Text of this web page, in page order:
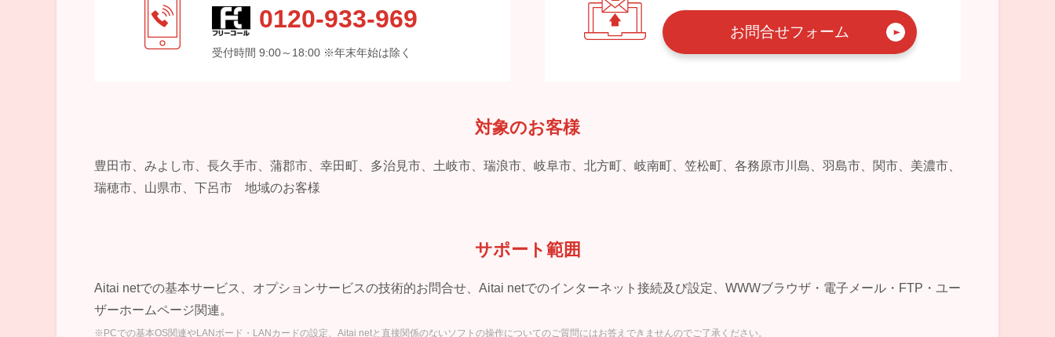
0120-933-969
受付時間 9:00～18:00 ※年末年始は除く
お問合せフォーム
対象のお客様
豊田市、みよし市、長久手市、蒲郡市、幸田町、多治見市、土岐市、瑞浪市、岐阜市、北方町、岐南町、笠松町、各務原市川島、羽島市、関市、美濃市、
瑞穂市、山県市、下呂市 地域のお客様
サポート範囲
Aitai netでの基本サービス、オプションサービスの技術的お問合せ、Aitai netでのインターネット接続及び設定、WWWブラウザ・電子メール・FTP・ユー
ザーホームページ関連。
※PCでの基本OS関連やLANボード・LANカードの設定、Aitai netと直接関係のないソフトの操作についてのご質問にはお答えできませんのでご了承ください。